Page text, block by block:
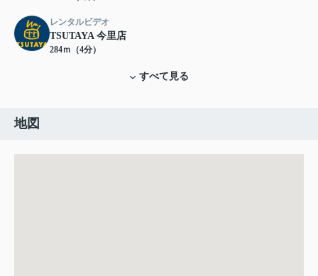
レンタルビデオ
TSUTAYA 今里店
284ｍ（4分）
すべて見る
地図